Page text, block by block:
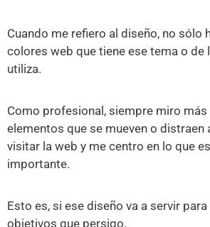
Cuando me refiero al diseño, no sólo
colores web que tiene ese tema o
utiliza.
Como profesional, siempre miro más
elementos que se mueven o distraen
visitar la web y me centro en lo que
importante.
Esto es, si ese diseño va a servir
objetivos que persigo.